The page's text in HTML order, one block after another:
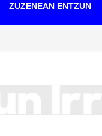
ZUZENEAN ENTZUN